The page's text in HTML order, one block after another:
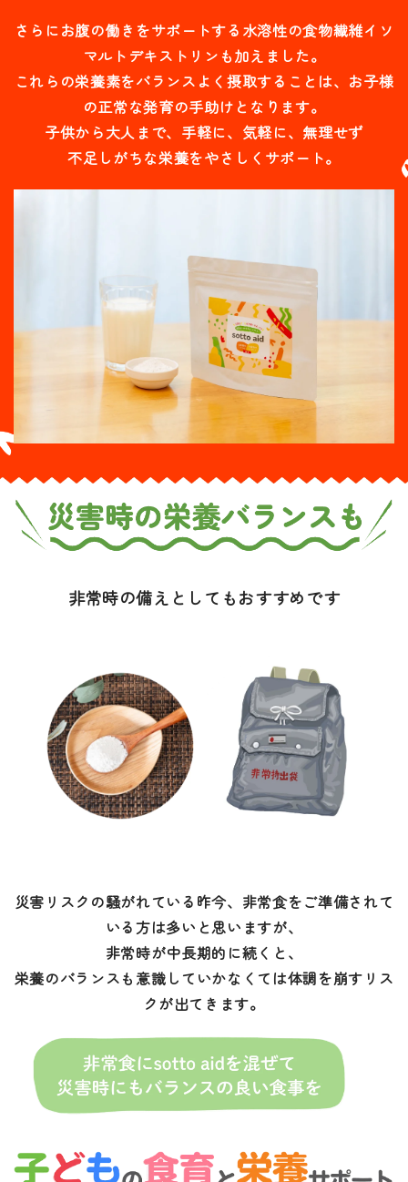
さらにお腹の働きをサポートする水溶性の食物繊維イソ
マルトデキストリンも加えました。
これらの栄養素をバランスよく摂取することは、お子様
の正常な発育の手助けとなります。
子供から大人まで、手軽に、気軽に、無理せず
不足しがちな栄養をやさしくサポート。
非常時の備えとしてもおすすめです
災害リスクの騒がれている昨今、非常食をご準備されて
いる方は多いと思いますが、
非常時が中長期的に続くと、
栄養のバランスも意識していかなくては体調を崩すリス
クが出てきます。